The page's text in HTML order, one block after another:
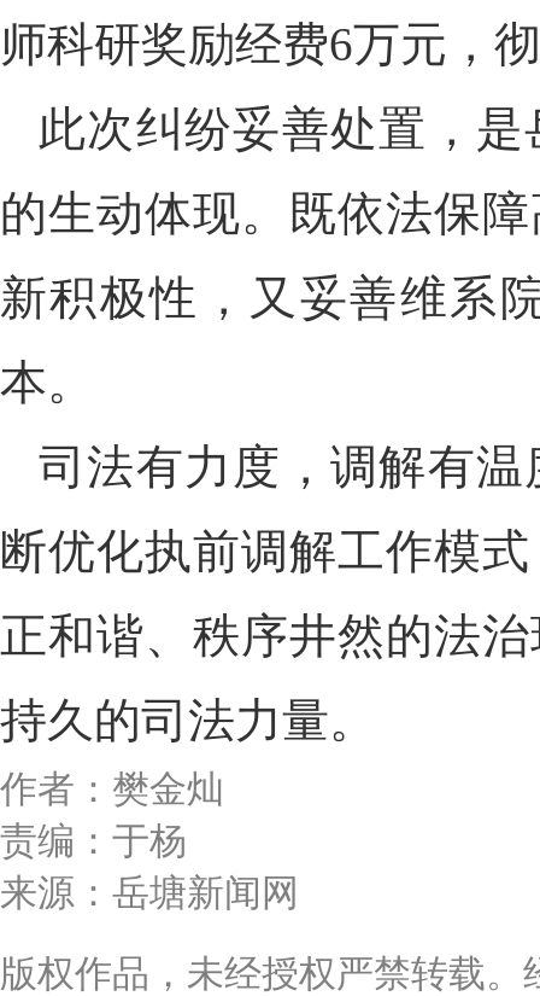
师科研奖励经费6万元，
此次纠纷妥善处置，
的生动体现。既依法保
新积极性，又妥善维系
本。
司法有力度，调解有
断优化执前调解工作模
正和谐、秩序井然的法
持久的司法力量。
作者：樊金灿
责编：于杨
来源：岳塘新闻网
版权作品，未经授权严禁转载